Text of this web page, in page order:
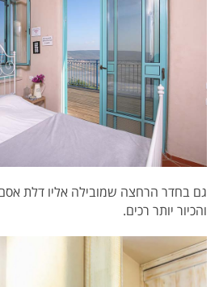
גם בחדר הרחצה שמובילה אליו דלת
והכיור יותר רכים.